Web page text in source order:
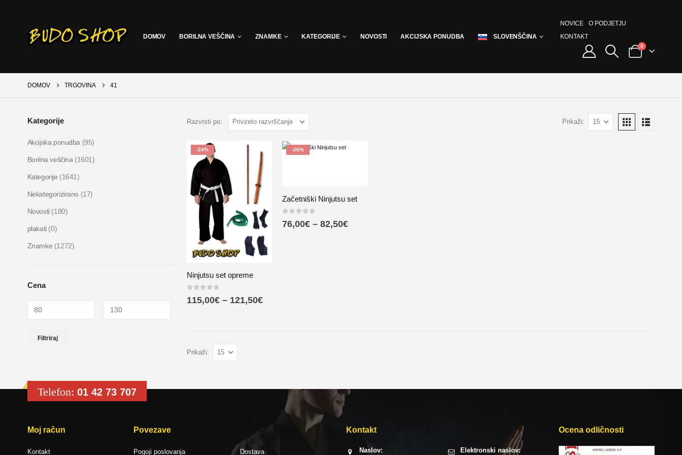
DOMOV BORILNA VEŠČINA ZNAMKE KATEGORIJE NOVOSTI AKCIJSKA PONUDBA SLOVENŠČINA
NOVICE
O PODJETJU
KONTAKT
0
DOMOV TRGOVINA 41
Razvrsti po: Prikaži:
-24%
Ninjutsu set opreme
115,00€ – 121,50€
-26%
Začetniški Ninjutsu set
76,00€ – 82,50€
Prikaži:
Kategorije
Akcijska ponudba (95)
Borilna veščina (1601)
Kategorije (1641)
Nekategorizirano (17)
Novosti (180)
plakati (0)
Znamke (1272)
Cena
Filtriraj
Telefon: 01 42 73 707
Moj račun
Kontakt
Povezave
Pogoji poslovanja Dostava
Kontakt
Naslov: Elektronski naslov:
Ocena odličnosti